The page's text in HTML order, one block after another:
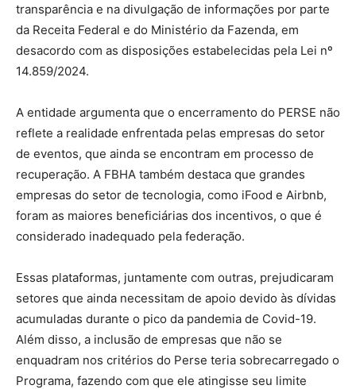
transparência e na divulgação de informações por parte
da Receita Federal e do Ministério da Fazenda, em
desacordo com as disposições estabelecidas pela Lei nº
14.859/2024.
A entidade argumenta que o encerramento do PERSE não
reflete a realidade enfrentada pelas empresas do setor
de eventos, que ainda se encontram em processo de
recuperação. A FBHA também destaca que grandes
empresas do setor de tecnologia, como iFood e Airbnb,
foram as maiores beneficiárias dos incentivos, o que é
considerado inadequado pela federação.
Essas plataformas, juntamente com outras, prejudicaram
setores que ainda necessitam de apoio devido às dívidas
acumuladas durante o pico da pandemia de Covid-19.
Além disso, a inclusão de empresas que não se
enquadram nos critérios do Perse teria sobrecarregado o
Programa, fazendo com que ele atingisse seu limite